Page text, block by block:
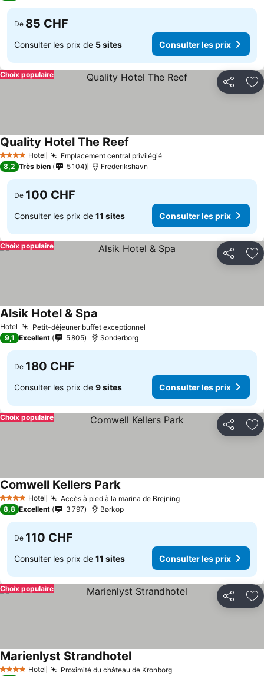
De 85 CHF
Consulter les prix de 5 sites Consulter les prix
Partager
Choix populaire
4 Étoiles Hotel Emplacement central privilégié
Quality Hotel The Reef
8,2 Très bien 5 104 Frederikshavn
De 100 CHF
Consulter les prix de 11 sites Consulter les prix
Partager
Choix populaire
Hotel Petit-déjeuner buffet exceptionnel
Alsik Hotel & Spa
9,1 Excellent 5 805 Sonderborg
De 180 CHF
Consulter les prix de 9 sites Consulter les prix
Partager
Choix populaire
4 Étoiles Hotel Accès à pied à la marina de Brejning
Comwell Kellers Park
8,8 Excellent 3 797 Børkop
De 110 CHF
Consulter les prix de 11 sites Consulter les prix
Partager
Choix populaire
4 Étoiles Hotel Proximité du château de Kronborg
Marienlyst Strandhotel